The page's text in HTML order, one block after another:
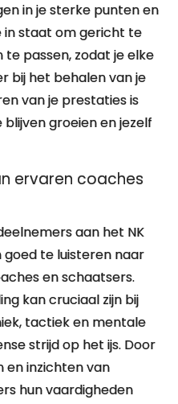
in je sterke punten en
in staat om gericht te
passen, zodat je elke
bij het behalen van je
van je prestaties is
groeien en jezelf
ervaren coaches
aan het NK
te luisteren naar
en schaatsers.
kan cruciaal zijn bij
tactiek en mentale
strijd op het ijs. Door
en inzichten van
hun vaardigheden